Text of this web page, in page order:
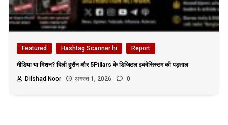
Featured Hashtag Scanner hi Report
मीडिया या मिशन? दिली हुसैन और 5Pillars के डिजिटल इकोसिस्टम की पड़ताल
Dilshad Noor
अगस्त 1, 2026 0